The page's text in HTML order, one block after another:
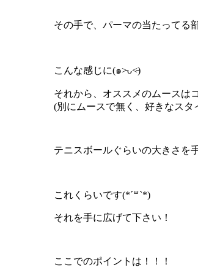
その手で、パーマの当たってる
こんな感じに(๑˃̵ᴗ˂̵)
それから、オススメのムースは
(別にムースで無く、好きなスタ
テニスボールぐらいの大きさを
これくらいです(*´꒳`*)
それを手に広げて下さい！
ここでのポイントは！！！